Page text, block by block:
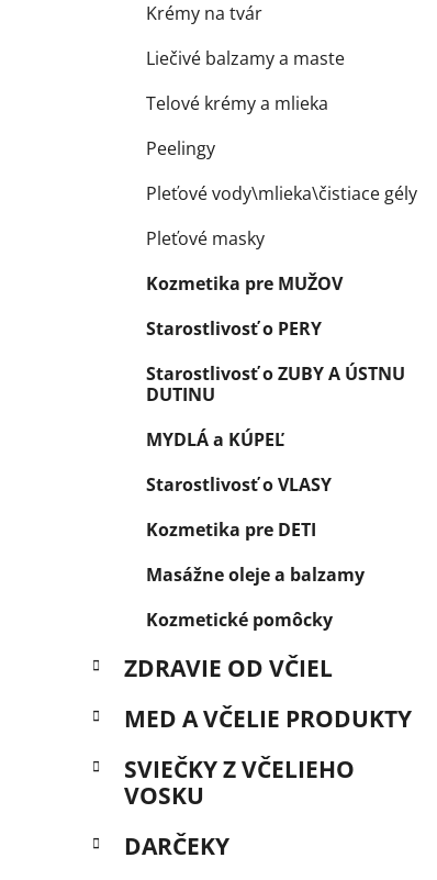
Krémy na tvár
Liečivé balzamy a maste
Telové krémy a mlieka
Peelingy
Pleťové vody\mlieka\čistiace gély
Pleťové masky
Kozmetika pre MUŽOV
Starostlivosť o PERY
Starostlivosť o ZUBY A ÚSTNU
DUTINU
MYDLÁ a KÚPEĽ
Starostlivosť o VLASY
Kozmetika pre DETI
Masážne oleje a balzamy
Kozmetické pomôcky
ZDRAVIE OD VČIEL
MED A VČELIE PRODUKTY
SVIEČKY Z VČELIEHO
VOSKU
DARČEKY